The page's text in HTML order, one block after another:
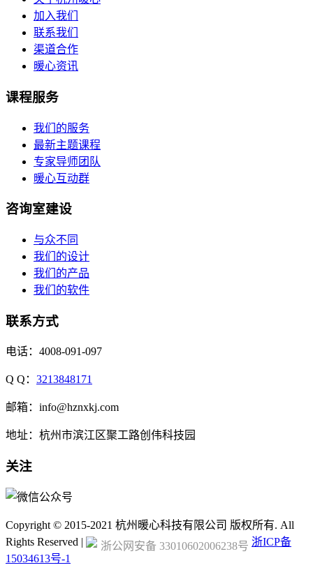
加入我们
联系我们
渠道合作
暖心资讯
课程服务
我们的服务
最新主题课程
专家导师团队
暖心互动群
咨询室建设
与众不同
我们的设计
我们的产品
我们的软件
联系方式
电话：4008-091-097
Q Q： 3213848171
邮箱：info@hznxkj.com
地址： 杭州市滨江区聚工路创伟科技园
关注
Copyright © 2015-2021 杭州暖心科技有限公司 版权所有. All
Rights Reserved |
浙公网安备 33010602006238号 浙ICP备
15034613号-1